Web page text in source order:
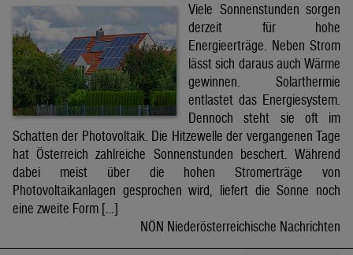
Viele Sonnenstunden sorgen
derzeit für hohe
Energieerträge. Neben Strom
lässt sich daraus auch Wärme
gewinnen. Solarthermie
entlastet das Energiesystem.
Dennoch steht sie oft im
Schatten der Photovoltaik. Die Hitzewelle der vergangenen Tage
hat Österreich zahlreiche Sonnenstunden beschert. Während
dabei meist über die hohen Stromerträge von
Photovoltaikanlagen gesprochen wird, liefert die Sonne noch
eine zweite Form […]
NÖN Niederösterreichische Nachrichten